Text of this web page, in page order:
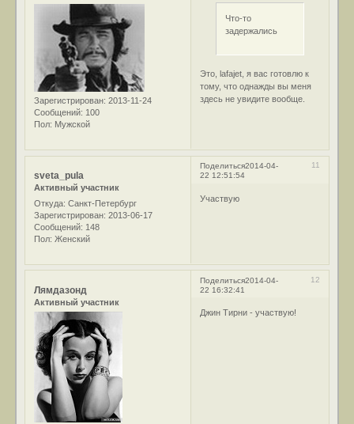
Зарегистрирован: 2013-11-24
Сообщений: 100
Пол: Мужской
Что-то
задержались
Это, lafajet, я вас готовлю к
тому, что однажды вы меня
здесь не увидите вообще.
Поделиться 11
2014-04-
22 12:51:54
sveta_pula
Активный участник
Откуда: Санкт-Петербург
Зарегистрирован: 2013-06-17
Сообщений: 148
Пол: Женский
Участвую
Поделиться 12
2014-04-
22 16:32:41
Лямдазонд
Активный участник
Джин Тирни - участвую!